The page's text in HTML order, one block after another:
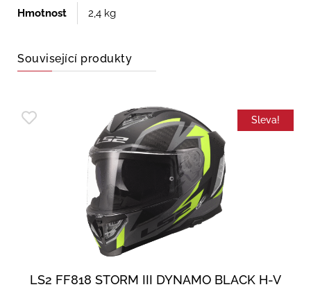
Hmotnost 2,4 kg
Související produkty
Sleva!
LS2 FF818 STORM III DYNAMO BLACK H-V